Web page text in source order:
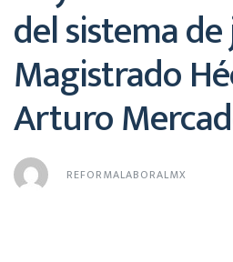
del sistema
Magistrado
Arturo
REFORMALABORALMX